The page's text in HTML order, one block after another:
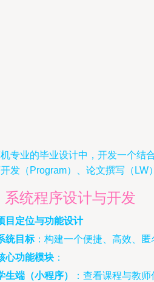
专业的毕业设计中，开发一个结
发（Program）、论文撰写（
系统程序设计与开发
目定位与功能设计
统目标：构建一个便捷、高效、匿
心功能模块 ：
生端（小程序）
：查看课程与教